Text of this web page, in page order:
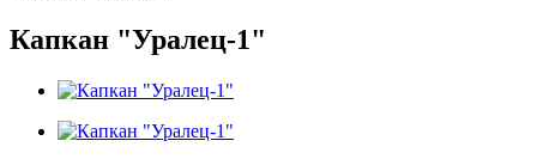
Капкан "Уралец-1"